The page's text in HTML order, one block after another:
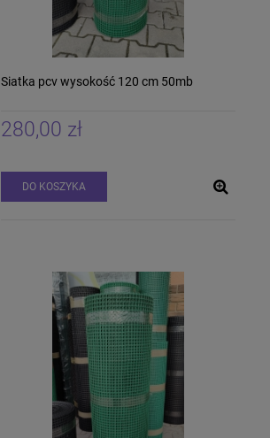
Siatka pcv wysokość 120 cm 50mb
280,00 zł
DO KOSZYKA